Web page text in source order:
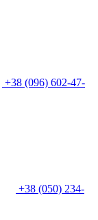
+38 (096) 602-47-
+38 (050) 234-